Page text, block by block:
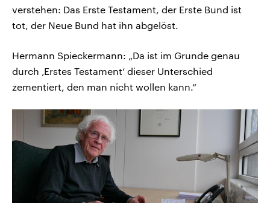
verstehen: Das Erste Testament, der Erste Bund ist
tot, der Neue Bund hat ihn abgelöst.
Hermann Spieckermann: „Da ist im Grunde genau
durch ‚Erstes Testament‘ dieser Unterschied
zementiert, den man nicht wollen kann.“